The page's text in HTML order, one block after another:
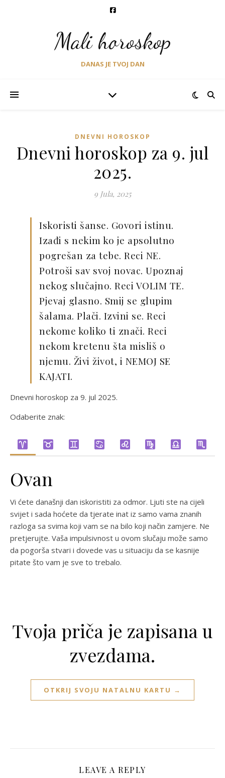
Mali horoskop
DANAS JE TVOJ DAN
DNEVNI HOROSKOP
Dnevni horoskop za 9. jul
2025.
9 Jula, 2025
Iskoristi šanse. Govori istinu.
Izađi s nekim ko je apsolutno
pogrešan za tebe. Reci NE.
Potroši sav svoj novac. Upoznaj
nekog slučajno. Reci VOLIM TE.
Pjevaj glasno. Smij se glupim
šalama. Plači. Izvini se. Reci
nekome koliko ti znači. Reci
nekom kretenu šta misliš o
njemu. Živi život, i NEMOJ SE
KAJATI.
Dnevni horoskop za 9. jul 2025.
Odaberite znak:
Ovan
Vi ćete današnji dan iskoristiti za odmor. Ljuti ste na cijeli
svijet i sada hoćete da tjerate inat iz samo vama znanih
razloga sa svima koji vam se na bilo koji način zamjere. Ne
pretjerujte. Vaša impulsivnost u ovom slučaju može samo
da pogorša stvari i dovede vas u situaciju da se kasnije
pitate što vam je sve to trebalo.
Tvoja priča je zapisana u
zvezdama.
OTKRIJ SVOJU NATALNU KARTU →
LEAVE A REPLY